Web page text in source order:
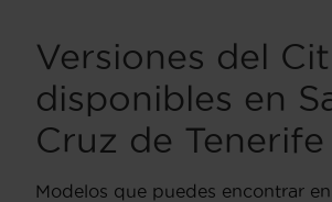
Versiones del
disponibles en
Cruz de Tenerife
Modelos que puedes encontrar